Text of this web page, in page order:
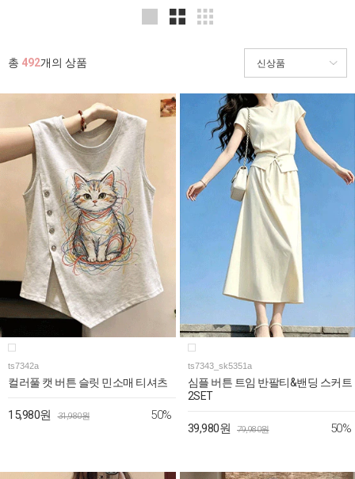
총 492개의 상품
ts7342a
컬러풀 캣 버튼 슬릿 민소매 티셔츠
15,980원 31,980원 50%
ts7343_sk5351a
심플 버튼 트임 반팔티&밴딩 스커트
2SET
39,980원 79,980원 50%